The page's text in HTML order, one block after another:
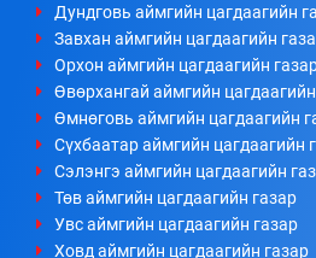
Дундговь аймгийн цагдаагийн
Завхан аймгийн цагдаагийн
Орхон аймгийн цагдаагийн
Өвөрхангай аймгийн
Өмнөговь аймгийн цагдаагийн
Сүхбаатар аймгийн цагдаагийн
Сэлэнгэ аймгийн цагдаагийн
Төв аймгийн цагдаагийн газар
Увс аймгийн цагдаагийн газар
Ховд аймгийн цагдаагийн газар